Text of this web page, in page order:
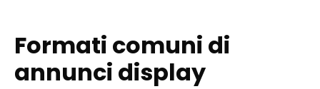
Formati comuni di
annunci display